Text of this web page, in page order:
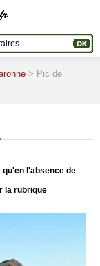
> Pic de
l'absence de
la rubrique